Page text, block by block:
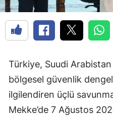
Türkiye, Suudi
bölgesel güvenlik
ilgilendiren üçlü
Mekke’de 7 Ağustos